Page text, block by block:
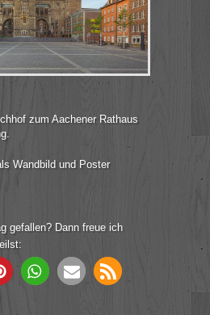
zum Aachener Rathaus
Wandbild und Poster
gefallen? Dann freue ich